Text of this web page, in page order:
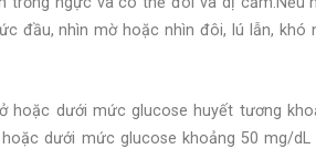
đầu, nhìn mờ hoặc nhìn đôi, lú lẫn, khó
dưới mức glucose huyết tương
dưới mức glucose khoảng 50 mg/dL